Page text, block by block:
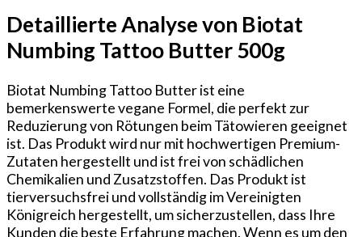
Produkt
weist
mehrere
auf.
Die
Optionen
können
auf
der
Produktseite
gewählt
werden
Detaillierte Analyse von Biotat
Numbing Tattoo Butter 500g
Biotat Numbing Tattoo Butter ist eine
bemerkenswerte vegane Formel, die perfekt zur
Reduzierung von Rötungen beim Tätowieren geeignet
ist. Das Produkt wird nur mit hochwertigen Premium-
Zutaten hergestellt und ist frei von schädlichen
Chemikalien und Zusatzstoffen. Das Produkt ist
tierversuchsfrei und vollständig im Vereinigten
Königreich hergestellt, um sicherzustellen, dass Ihre
Kunden die beste Erfahrung machen. Wenn es um den